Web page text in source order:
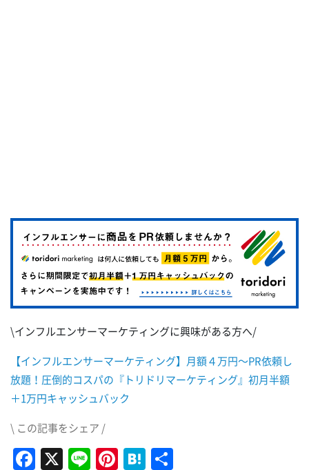
\インフルエンサーマーケティングに興味がある方へ/
【インフルエンサーマーケティング】月額４万円～PR依頼し
放題！圧倒的コスパの『トリドリマーケティング』初月半額
＋1万円キャッシュバック
\ この記事をシェア /
Facebook
X LinePinterest
Hatena